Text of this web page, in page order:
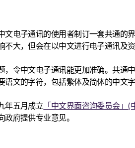
电子通讯的使用者制订一套共通
大，但会在以中文进行电子通讯及
令中文电子通讯能更加准确。共
文的字符，包括繁体及简体的中文
年五月成立 「中文界面咨询委员会」(
府提供专业意见。